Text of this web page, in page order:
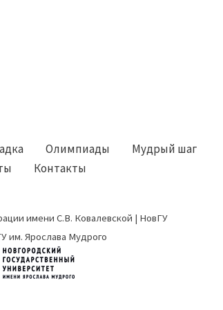
Олимпиады
Мудрый шаг
Контакты
имени С.В. Ковалевской | НовГУ
им. Ярослава Мудрого